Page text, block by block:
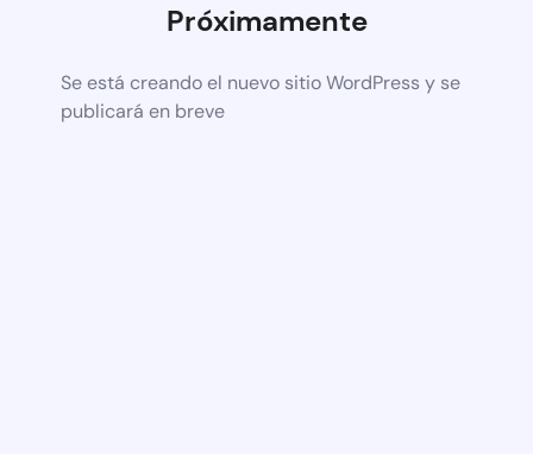
Próximamente
Se está creando el nuevo sitio WordPress y se
publicará en breve